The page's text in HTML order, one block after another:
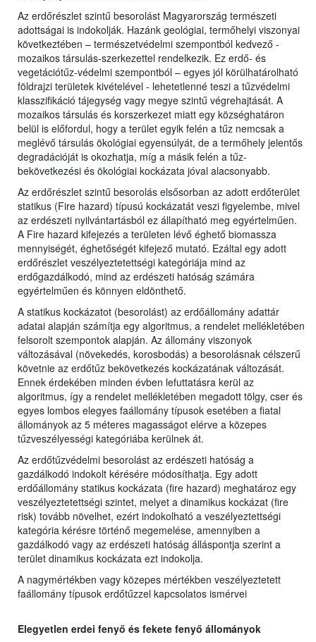
Az erdőrészlet szintű besorolást Magyarország természeti
adottságai is indokolják. Hazánk geológiai, termőhelyi viszonyai
következtében – természetvédelmi szempontból kedvező -
mozaikos társulás-szerkezettel rendelkezik. Ez erdő- és
vegetációtűz-védelmi szempontból – egyes jól körülhatárolható
földrajzi területek kivételével - lehetetlenné teszi a tűzvédelmi
klasszifikáció tájegység vagy megye szintű végrehajtását. A
mozaikos társulás és korszerkezet miatt egy községhatáron
belül is előfordul, hogy a terület egyik felén a tűz nemcsak a
meglévő társulás ökológiai egyensúlyát, de a termőhely jelentős
degradációját is okozhatja, míg a másik felén a tűz-
bekövetkezési és ökológiai kockázata jóval alacsonyabb.
Az erdőrészlet szintű besorolás elsősorban az adott erdőterület
statikus (Fire hazard) típusú kockázatát veszi figyelembe, mivel
az erdészeti nyilvántartásból ez állapítható meg egyértelműen.
A Fire hazard kifejezés a területen lévő éghető biomassza
mennyiségét, éghetőségét kifejező mutató. Ezáltal egy adott
erdőrészlet veszélyeztetettségi kategóriája mind az
erdőgazdálkodó, mind az erdészeti hatóság számára
egyértelműen és könnyen eldönthető.
A statikus kockázatot (besorolást) az erdőállomány adattár
adatai alapján számítja egy algoritmus, a rendelet mellékletében
felsorolt szempontok alapján. Az állomány viszonyok
változásával (növekedés, korosbodás) a besorolásnak célszerű
követnie az erdőtűz bekövetkezés kockázatának változását.
Ennek érdekében minden évben lefuttatásra kerül az
algoritmus, így a rendelet mellékletében megadott tölgy, cser és
egyes lombos elegyes faállomány típusok esetében a fiatal
állományok az 5 méteres magasságot elérve a közepes
tűzveszélyességi kategóriába kerülnek át.
Az erdőtűzvédelmi besorolást az erdészeti hatóság a
gazdálkodó indokolt kérésére módosíthatja. Egy adott
erdőállomány statikus kockázata (fire hazard) meghatároz egy
veszélyeztetettségi szintet, melyet a dinamikus kockázat (fire
risk) tovább növelhet, ezért indokolható a veszélyeztettségi
kategória kérésre történő megemelése, amennyiben a
gazdálkodó vagy az erdészeti hatóság álláspontja szerint a
terület dinamikus kockázata ezt indokolja.
A nagymértékben vagy közepes mértékben veszélyeztetett
faállomány típusok erdőtűzzel kapcsolatos ismérvei
Elegyetlen erdei fenyő és fekete fenyő állományok